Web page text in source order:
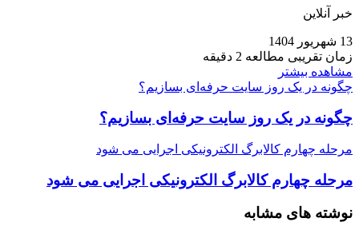
خبر آنلاین
13 شهریور 1404
زمان تقریبی مطالعه 2 دقیقه
مشاهده بیشتر
چگونه در یک روز سایت حرفه‌ای بسازیم؟
چگونه در یک روز سایت حرفه‌ای بسازیم؟
مرحله چهارم کالابرگ الکترونیکی اجرایی می شود
مرحله چهارم کالابرگ الکترونیکی اجرایی می شود
نوشته های مشابه